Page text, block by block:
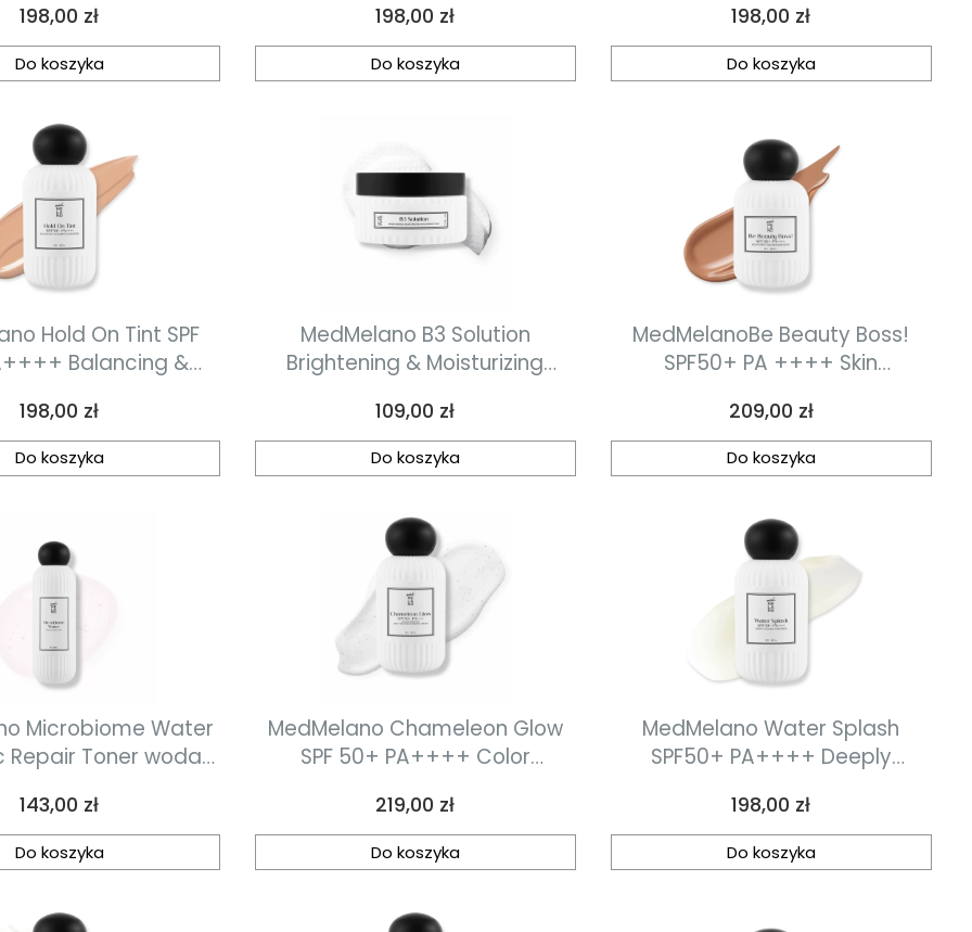
50 ml
Cena
198,00 zł
Do koszyka
Cena
198,00 zł
Do koszyka
skóry naczyniowej i po
zabiegach inwazyjnych 50 ml
Cena
198,00 zł
Do koszyka
Hold On Tint SPF
Balancing &
dla skóry z
50 ml
Cena
198,00 zł
Do koszyka
MedMelano B3 Solution
Brightening & Moisturizing
rozjaśniająco-normalizujące z
niacynamidems 90 ml / 45 pcs
Cena
109,00 zł
Do koszyka
MedMelanoBe Beauty Boss!
SPF50+ PA ++++ Skin
BB z mineralną fotoprotekcją o
działaniu przeciwzapalnym 30
ml
Cena
209,00 zł
Do koszyka
Microbiome Water
Repair Toner woda
Cena
143,00 zł
Do koszyka
MedMelano Chameleon Glow
SPF 50+ PA++++ Color
Mineral Cream Mineralny,
pozabiegowy krem
fotoprotekcyjny adaptujący się
Cena
219,00 zł
Do koszyka
MedMelano Water Splash
SPF50+ PA++++ Deeply
nawilżający krem
fotoprotekcyjny z efektem
chłodzenia 50 ml
Cena
198,00 zł
Do koszyka